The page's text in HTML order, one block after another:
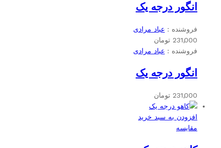
انگور درجه یک
فروشنده : عباد مرادی
231,000 تومان
فروشنده : عباد مرادی
انگور درجه یک
231,000 تومان
افزودن به سبد خرید
مقایسه